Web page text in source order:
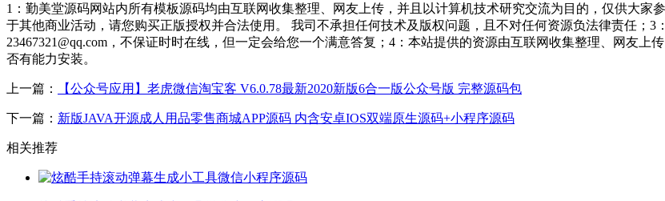
1：勤美堂源码网站内所有模板源码均由互联网收集整理、网友上传，并且以计算机技术研究交流为目的，仅供大家
于其他商业活动，请您购买正版授权并合法使用。 我司不承担任何技术及版权问题，且不对任何资源负法律责任；
23467321@qq.com，不保证时时在线，但一定会给您一个满意答复；4：本站提供的资源由互联网收集整理、网友
否有能力安装。
上一篇： 【公众号应用】老虎微信淘宝客 V6.0.78最新2020新版6合一版公众号版 完整源码包
下一篇： 新版JAVA开源成人用品零售商城APP源码 内含安卓IOS双端原生源码+小程序源码
相关推荐